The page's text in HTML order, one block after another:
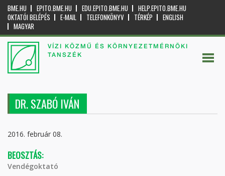
BME.HU EPITO.BME.HU EDU.EPITO.BME.HU
HELP.EPITO.BME.HU
OKTATÓI BELÉPÉS
E-MAIL TELEFONKÖNYV TÉRKÉP
ENGLISH
MAGYAR
VÍZI KÖZMŰ ÉS KÖRNYEZETMÉRNÖKI
TANSZÉK
DR. SZABÓ IVÁN
2016. február 08.
BEOSZTÁS:
Vendégoktató